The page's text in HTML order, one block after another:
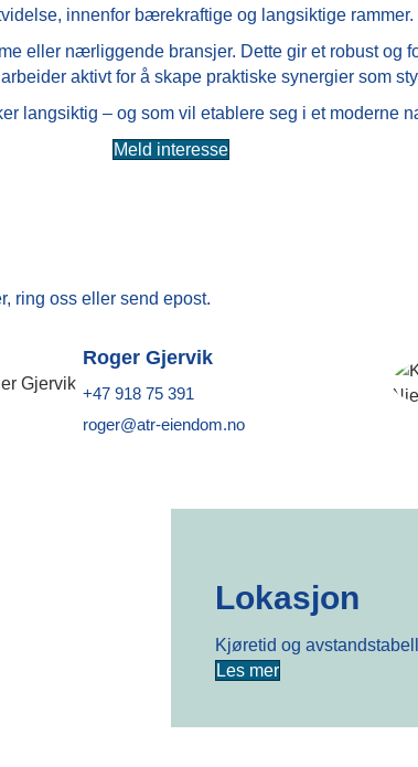
innenfor bærekraftige og langsiktige rammer.
eller nærliggende bransjer. Dette gir et robust
aktivt for å skape praktiske synergier som
langsiktig – og som vil etablere seg i et moderne
Meld interesse
ring oss eller send epost.
Roger Gjervik
+47 918 75 391
roger@atr-eiendom.no
Lokasjon
Kjøretid og avstandstabell
Les mer